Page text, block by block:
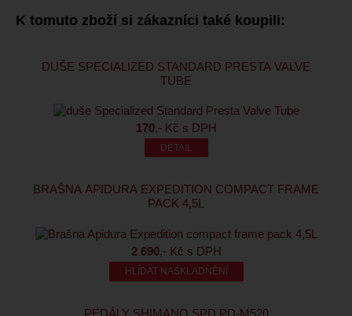
K tomuto zboží si zákazníci také koupili:
DUŠE SPECIALIZED STANDARD PRESTA VALVE
TUBE
170,- Kč s DPH
BRAŠNA APIDURA EXPEDITION COMPACT FRAME
PACK 4,5L
2 690,- Kč s DPH
HLÍDAT NASKLADNĚNÍ
PEDÁLY SHIMANO SPD PD-M520